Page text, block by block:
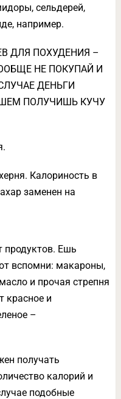
сельдерей,
например.
ДЛЯ ПОХУДЕНИЯ –
НЕ ПОКУПАЙ И
ДЕНЬГИ
ПОЛУЧИШЬ КУЧУ
Калориность в
заменен на
продуктов. Ешь
вспомни: макароны,
и прочая стрепня
красное и
–
получать
калорий и
подобные